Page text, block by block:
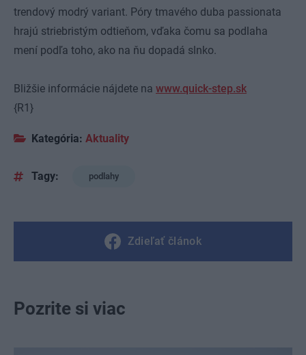
trendový modrý variant. Póry tmavého duba passionata
hrajú striebristým odtieňom, vďaka čomu sa podlaha
mení podľa toho, ako na ňu dopadá slnko.
Bližšie informácie nájdete na www.quick-step.sk
{R1}
Kategória: Aktuality
Tagy: podlahy
Zdieľať článok
Pozrite si viac